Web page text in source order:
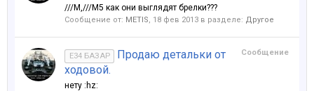
///M,///M5 как они выглядят брелки???
Сообщение от: METIS, 18 фев 2013 в разделе: Другое
Сообщение
E34 БАЗАР
Продаю детальки от
ходовой.
нету :hz: